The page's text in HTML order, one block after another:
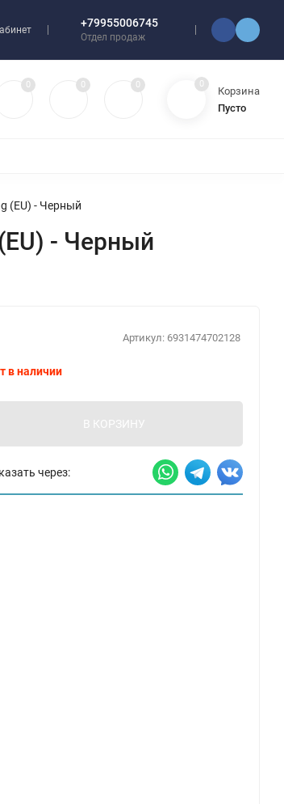
+79955006745
Отдел продаж
0 0 0 0
Корзина
Пусто
(EU) - Черный
- Черный
Артикул: 6931474702128
в наличии
В КОРЗИНУ
через: